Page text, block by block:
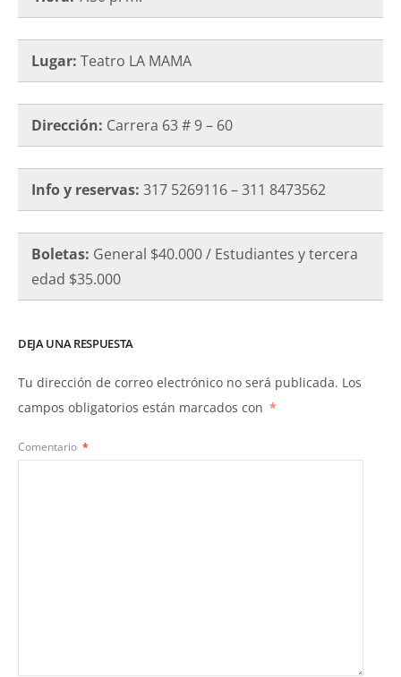
Lugar: Teatro LA MAMA
Dirección: Carrera 63 # 9 – 60
Info y reservas: 317 5269116 – 311 8473562
Boletas: General $40.000 / Estudiantes y tercera
edad $35.000
DEJA UNA RESPUESTA
Tu dirección de correo electrónico no será publicada. Los
campos obligatorios están marcados con *
Comentario *